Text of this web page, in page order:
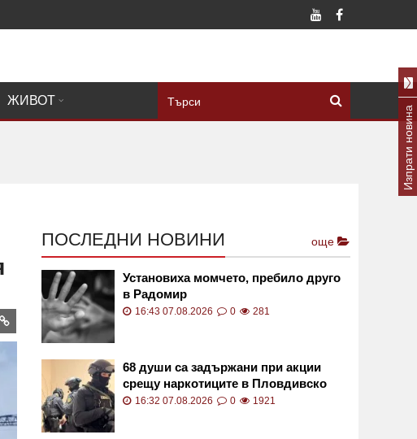
ЖИВОТ
ПОСЛЕДНИ НОВИНИ още
Установиха момчето, пребило друго
в Радомир
16:43 07.08.2026 0 281
68 души са задържани при акции
срещу наркотиците в Пловдивско
16:32 07.08.2026 0 1921
Изпрати новина